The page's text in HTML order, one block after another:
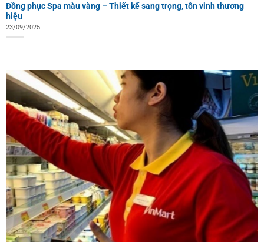
Đồng phục Spa màu vàng – Thiết kế sang trọng, tôn vinh thương
hiệu
23/09/2025